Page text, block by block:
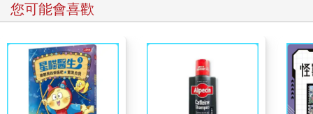
一位四十多歲的男性告訴我們：「下個月是先父過世三年，我
得自己哭不出來很是冷漠無情。」
當我們告訴他「哭不出來也是一種難過的方式」，對方低聲呢
喃：「原來哭不出來也沒關係……。」似乎稍微放下了心中的負
您可能會喜歡